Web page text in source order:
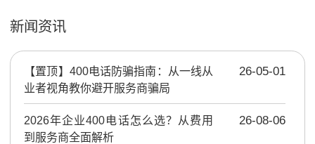
新闻资讯
【置顶】 400电话防骗指南：从一线从
业者视角教你避开服务商骗局
26-05-01
2026年企业400电话怎么选？从费用
到服务商全面解析
26-08-06